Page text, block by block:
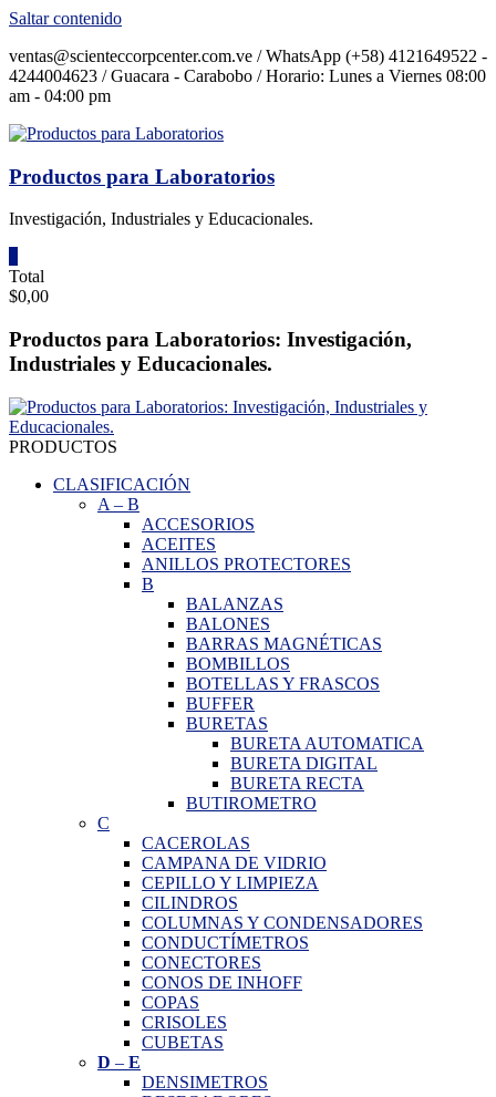
Saltar contenido
ventas@scienteccorpcenter.com.ve / WhatsApp (+58) 4121649522 -
4244004623 / Guacara - Carabobo / Horario: Lunes a Viernes 08:00
am - 04:00 pm
Productos para Laboratorios
Investigación, Industriales y Educacionales.
Total
$0,00
Productos para Laboratorios: Investigación,
Industriales y Educacionales.
PRODUCTOS
CLASIFICACIÓN
A – B
ACCESORIOS
ACEITES
ANILLOS PROTECTORES
B
BALANZAS
BALONES
BARRAS MAGNÉTICAS
BOMBILLOS
BOTELLAS Y FRASCOS
BUFFER
BURETAS
BURETA AUTOMATICA
BURETA DIGITAL
BURETA RECTA
BUTIROMETRO
C
CACEROLAS
CAMPANA DE VIDRIO
CEPILLO Y LIMPIEZA
CILINDROS
COLUMNAS Y CONDENSADORES
CONDUCTÍMETROS
CONECTORES
CONOS DE INHOFF
COPAS
CRISOLES
CUBETAS
D – E
DENSIMETROS